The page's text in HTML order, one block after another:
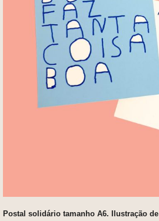
Postal solidário tamanho A6. Ilustração de